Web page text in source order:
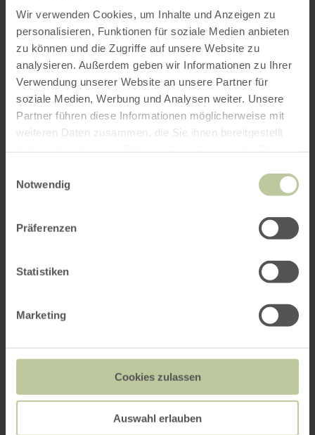
Wir verwenden Cookies, um Inhalte und Anzeigen zu
personalisieren, Funktionen für soziale Medien anbieten
zu können und die Zugriffe auf unsere Website zu
analysieren. Außerdem geben wir Informationen zu Ihrer
Verwendung unserer Website an unsere Partner für
soziale Medien, Werbung und Analysen weiter. Unsere
Partner führen diese Informationen möglicherweise mit
weiteren Daten zusammen, die Sie ihnen bereitgestellt
Notwendig
Präferenzen
Statistiken
Marketing
Cookies zulassen
Auswahl erlauben